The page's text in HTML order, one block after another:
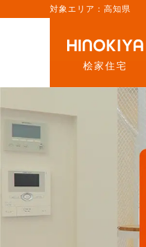
対象エリア：高知県
桧家住宅